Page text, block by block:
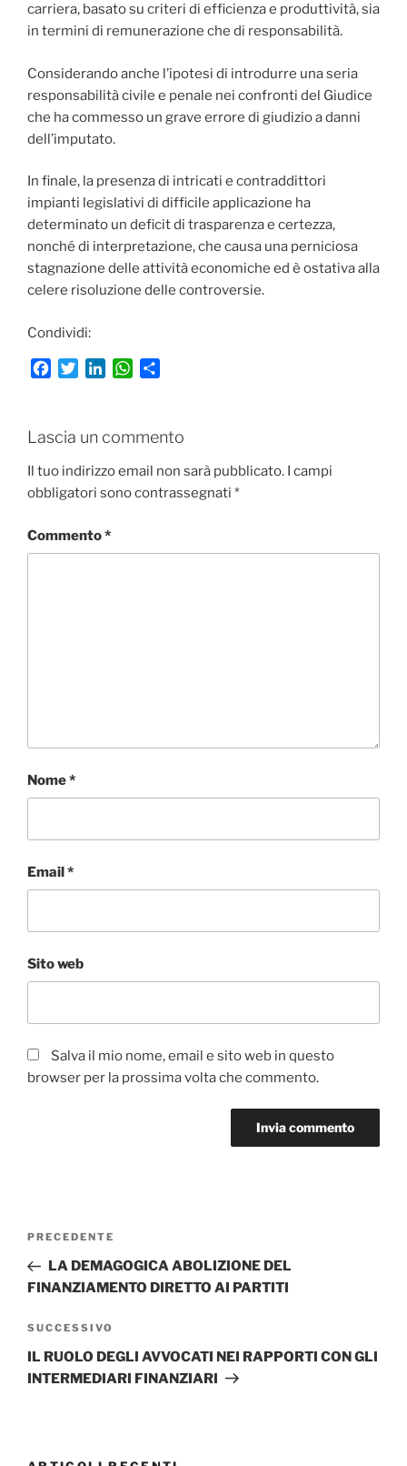
carriera, basato su criteri di efficienza e produttività, sia
in termini di remunerazione che di responsabilità.
Considerando anche l’ipotesi di introdurre una seria
responsabilità civile e penale nei confronti del Giudice
che ha commesso un grave errore di giudizio a danni
dell’imputato.
In finale, la presenza di intricati e contraddittori
impianti legislativi di difficile applicazione ha
determinato un deficit di trasparenza e certezza,
nonché di interpretazione, che causa una perniciosa
stagnazione delle attività economiche ed è ostativa alla
celere risoluzione delle controversie.
Condividi:
b
o
o
t
e
r
e
d
I
W
s
A
p
i
v
i
Lascia un commento
Il tuo indirizzo email non sarà pubblicato. I campi
obbligatori sono contrassegnati *
Commento*
Nome*
Email*
Sito web
Salva il mio nome, email e sito web in questo
browser per la prossima volta che commento.
Navigazione
Articolo
precedente:
PRECEDENTE
LA DEMAGOGICA ABOLIZIONE DEL
FINANZIAMENTO DIRETTO AI PARTITI
Articolo
successivo
SUCCESSIVO
IL RUOLO DEGLI AVVOCATI NEI RAPPORTI CON GLI
INTERMEDIARI FINANZIARI